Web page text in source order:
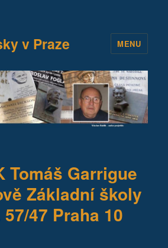
v Praze MENU
Tomáš Garrigue
Základní školy
47 Praha 10